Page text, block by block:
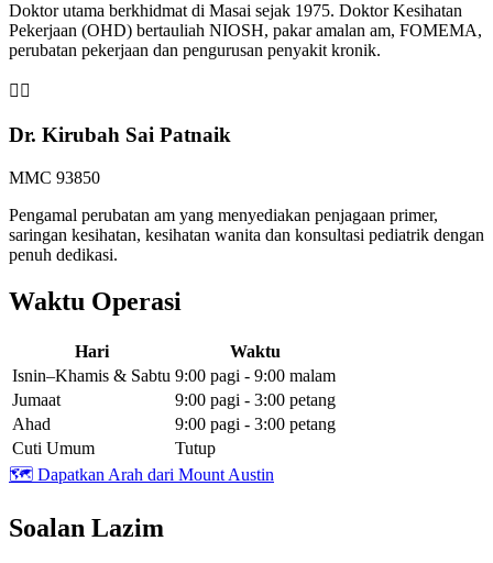
Doktor utama berkhidmat di Masai sejak 1975. Doktor Kesihatan
Pekerjaan (OHD) bertauliah NIOSH, pakar amalan am, FOMEMA,
perubatan pekerjaan dan pengurusan penyakit kronik.
👩‍⚕️
Dr. Kirubah Sai Patnaik
MMC 93850
Pengamal perubatan am yang menyediakan penjagaan primer,
saringan kesihatan, kesihatan wanita dan konsultasi pediatrik dengan
penuh dedikasi.
Waktu Operasi
Hari
Waktu
Isnin–Khamis & Sabtu 9:00 pagi - 9:00 malam
Jumaat
9:00 pagi - 3:00 petang
Ahad
9:00 pagi - 3:00 petang
Cuti Umum
Tutup
🗺️ Dapatkan Arah dari Mount Austin
Soalan Lazim